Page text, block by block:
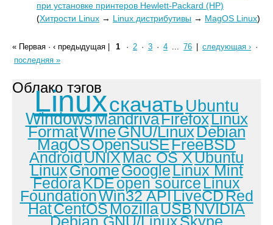
при установке принтеров Hewlett-Packard (HP)
(Хитрости Linux → Linux дистрибутивы → MagOS Linux)
« Первая · ‹ предыдущая 1 · 2 · 3 · 4 ... 76 следующая › ·
последняя »
Облако тэгов
Linuxскачать Ubuntu
WindowsMandrivaFirefoxLinux
FormatWineGNU/LinuxDebian
MagOSOpenSuSEFreeBSD
AndroidUNIXMac OS XUbuntu
LinuxGnomeGoogleLinux Mint
FedoraKDEopen sourceLinux
FoundationWin32 APILiveCDRed
HatCentOSMozillaUSBNVIDIA
Debian GNU/LinuxSkype